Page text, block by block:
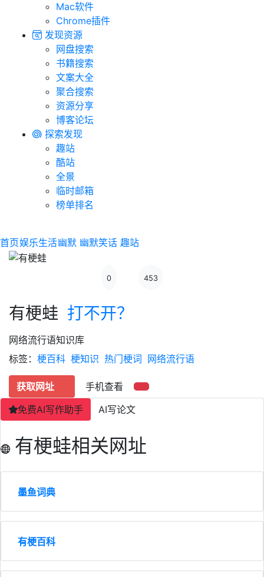
Mac软件
Chrome插件
发现资源
网盘搜索
书籍搜索
文案大全
聚合搜索
资源分享
博客论坛
探索发现
趣站
酷站
全景
临时邮箱
榜单排名
首页娱乐生活幽默 幽默笑话 趣站
0 453
有梗蛙 打不开？
网络流行语知识库
标签： 梗百科 梗知识 热门梗词 网络流行语
获取网址
手机查看
免费AI写作助手
AI写论文
有梗蛙相关网址